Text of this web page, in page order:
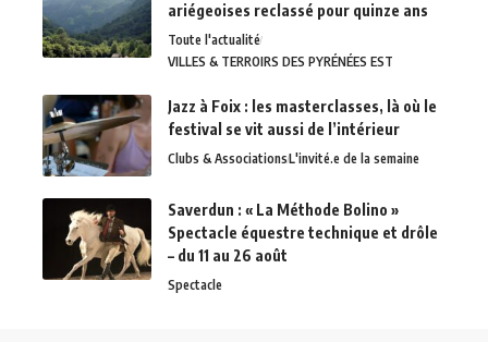
ariégeoises reclassé pour quinze ans
Toute l'actualité
VILLES & TERROIRS DES PYRÉNÉES EST
Jazz à Foix : les masterclasses, là où le
festival se vit aussi de l’intérieur
Clubs & AssociationsL'invité.e de la semaine
Saverdun : « La Méthode Bolino »
Spectacle équestre technique et drôle
– du 11 au 26 août
Spectacle